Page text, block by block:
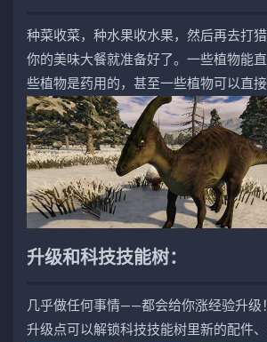
种菜收菜，种水果收水果，然后再去打猎
你的美味大餐就准备好了。一些植物能
些植物是药用的，甚至一些植物可以直接
升级和科技技能树：
几乎做任何事情——都会给你涨经验升级
升级点可以解锁科技技能树里新的配件、